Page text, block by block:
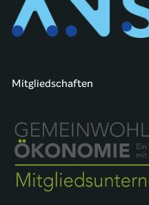
Mitgliedschaften